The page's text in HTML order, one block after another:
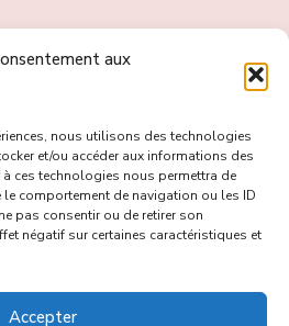
aux
nous utilisons des technologies
et/ou accéder aux informations des
ces technologies nous permettra de
comportement de navigation ou les ID
pas consentir ou de retirer son
négatif sur certaines caractéristiques et
Accepter